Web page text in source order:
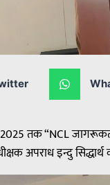
तक “NCL
अपराध इन्दु सिद्धार्थ